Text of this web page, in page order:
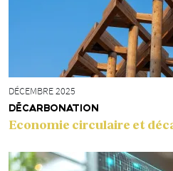
DÉCEMBRE 2025
DÉCARBONATION
Economie circulaire et